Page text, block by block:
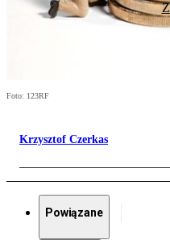
Foto: 123RF
Krzysztof Czerkas
Powiązane